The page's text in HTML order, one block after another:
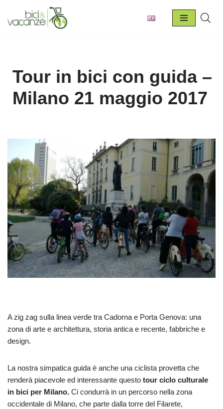
Vai
Tour in bici con guida –
Milano 21 maggio 2017
A zig zag sulla linea verde tra Cadorna e Porta Genova: una
zona di arte e architettura, storia antica e recente, fabbriche e
design.
La nostra simpatica guida è anche una ciclista provetta che
renderà piacevole ed interessante questo tour ciclo culturale
in bici per Milano. Ci condurrà in un percorso nella zona
occidentale di Milano, che parte dalla torre del Filarete,